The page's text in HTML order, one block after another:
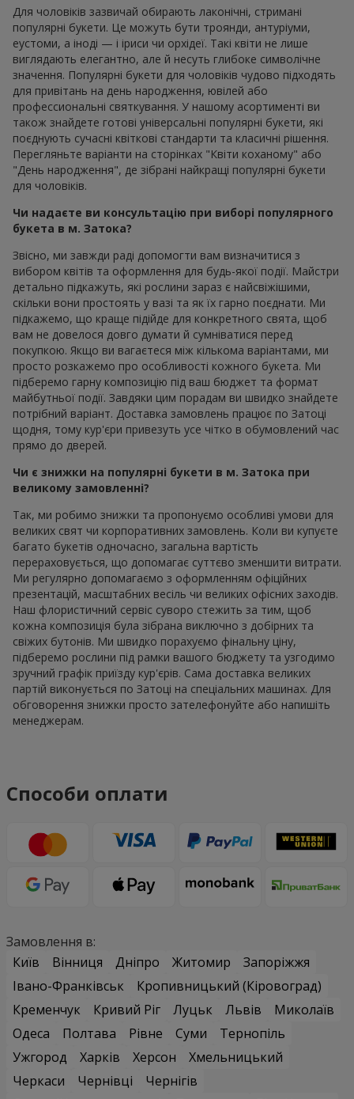
Для чоловіків зазвичай обирають лаконічні, стримані
популярні букети. Це можуть бути троянди, антуріуми,
еустоми, а іноді — і іриси чи орхідеї. Такі квіти не лише
виглядають елегантно, але й несуть глибоке символічне
значення. Популярні букети для чоловіків чудово підходять
для привітань на день народження, ювілей або
профессиональні святкування. У нашому асортименті ви
також знайдете готові універсальні популярні букети, які
поєднують сучасні квіткові стандарти та класичні рішення.
Перегляньте варіанти на сторінках "Квіти коханому" або
"День народження", де зібрані найкращі популярні букети
для чоловіків.
Чи надаєте ви консультацію при виборі популярного
букета в м. Затока?
Звісно, ми завжди раді допомогти вам визначитися з
вибором квітів та оформлення для будь-якої події. Майстри
детально підкажуть, які рослини зараз є найсвіжішими,
скільки вони простоять у вазі та як їх гарно поєднати. Ми
підкажемо, що краще підійде для конкретного свята, щоб
вам не довелося довго думати й сумніватися перед
покупкою. Якщо ви вагаєтеся між кількома варіантами, ми
просто розкажемо про особливості кожного букета. Ми
підберемо гарну композицію під ваш бюджет та формат
майбутньої події. Завдяки цим порадам ви швидко знайдете
потрібний варіант. Доставка замовлень працює по Затоці
щодня, тому кур'єри привезуть усе чітко в обумовлений час
прямо до дверей.
Чи є знижки на популярні букети в м. Затока при
великому замовленні?
Так, ми робимо знижки та пропонуємо особливі умови для
великих свят чи корпоративних замовлень. Коли ви купуєте
багато букетів одночасно, загальна вартість
перераховується, що допомагає суттєво зменшити витрати.
Ми регулярно допомагаємо з оформленням офіційних
презентацій, масштабних весіль чи великих офісних заходів.
Наш флористичний сервіс суворо стежить за тим, щоб
кожна композиція була зібрана виключно з добірних та
свіжих бутонів. Ми швидко порахуємо фінальну ціну,
підберемо рослини під рамки вашого бюджету та узгодимо
зручний графік приїзду кур'єрів. Сама доставка великих
партій виконується по Затоці на спеціальних машинах. Для
обговорення знижки просто зателефонуйте або напишіть
менеджерам.
Способи оплати
Замовлення в:
Київ
Вінниця Дніпро Житомир
Запоріжжя
Івано-Франківськ
Кропивницький (Кіровоград)
Кременчук
Кривий Ріг Луцьк Львів
Миколаїв
Одеса
Полтава Рівне Суми
Тернопіль
Ужгород
Харків Херсон
Хмельницький
Черкаси
Чернівці
Чернігів